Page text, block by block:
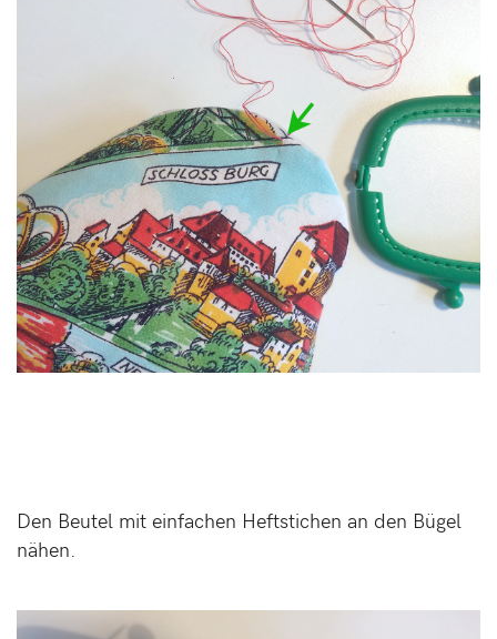
Den Beutel mit einfachen Heftstichen an den Bügel
nähen.